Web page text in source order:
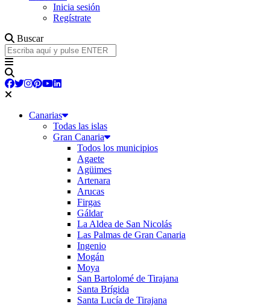
Inicia sesión
Regístrate
Buscar
Canarias
Todas las islas
Gran Canaria
Todos los municipios
Agaete
Agüimes
Artenara
Arucas
Firgas
Gáldar
La Aldea de San Nicolás
Las Palmas de Gran Canaria
Ingenio
Mogán
Moya
San Bartolomé de Tirajana
Santa Brígida
Santa Lucía de Tirajana